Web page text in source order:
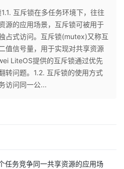
互斥锁在多任务环境下，往往
源的应用场景，互斥锁可被用于
占式访问。互斥锁(mutex)又称互
值信号量，用于实现对共享资源
LiteOS提供的互斥锁通过优先
转问题。1.2. 互斥锁的使用方式
访问同一公...
任务竞争同一共享资源的应用场